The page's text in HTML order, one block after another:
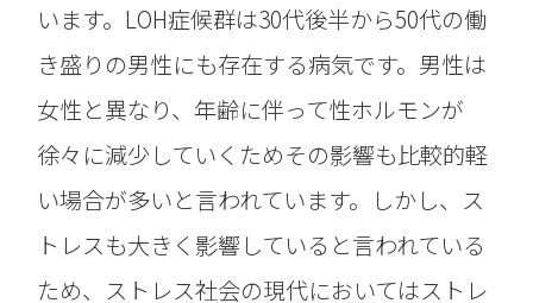
います。LOH症候群は30代後半から50代の働
き盛りの男性にも存在する病気です。男性は
女性と異なり、年齢に伴って性ホルモンが
徐々に減少していくためその影響も比較的軽
い場合が多いと言われています。しかし、ス
トレスも大きく影響していると言われている
ため、ストレス社会の現代においてはストレ